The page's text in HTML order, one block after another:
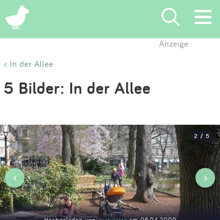
×
Eintragen
Blog
Partner
Kontakt
Anzeige
< In der Allee
5 Bilder: In der Allee
2 / 5
‹ ›